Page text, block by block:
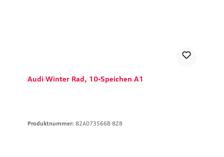
Audi Winter Rad, 10-Speichen A1
Produktnummer: 82A073566B 8Z8